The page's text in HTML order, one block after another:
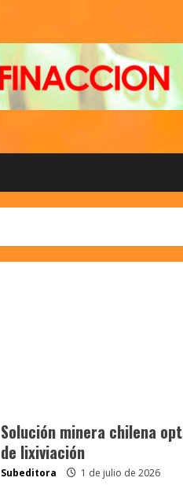
Solución minera chilena
de lixiviación
Subeditora 1 de julio de 2026